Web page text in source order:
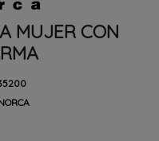
MUJER CON